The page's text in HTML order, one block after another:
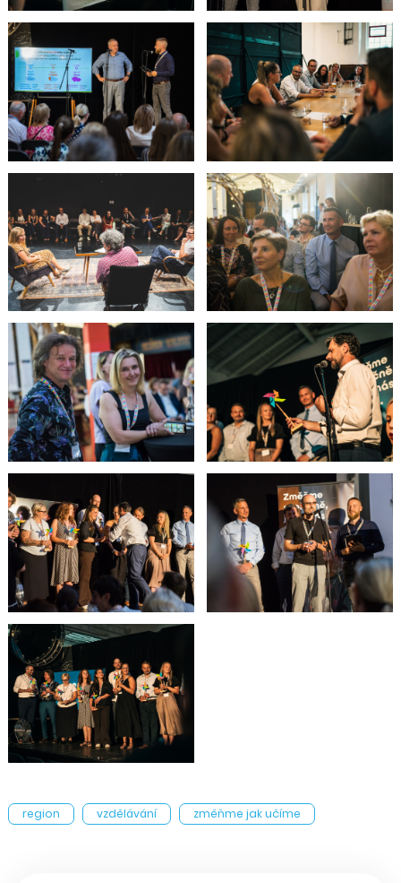
region vzdělávání změňme jak učíme